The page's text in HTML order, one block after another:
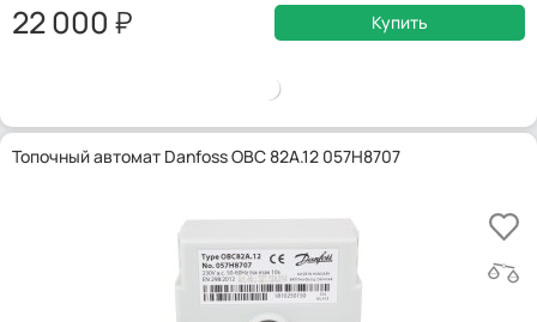
22 000 Купить
Топочный автомат Danfoss OBC 82A.12 057H8707